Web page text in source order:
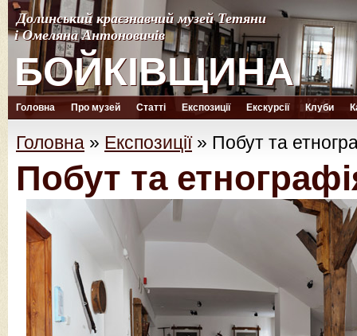
Долинський краєзнавчий музей Тетяни
і Омеляна Антоновичів
БОЙКІВЩИНА
Долинський краєзнавчий музей Тетяни
і Омеляна Антоновичів
БОЙКІВЩИНА
Головна Про музей Статті Експозиції Екскурсії Клуби
Головна » Експозиції» Побут та
Побут та